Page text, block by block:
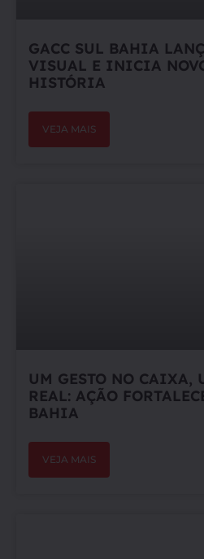
GACC SUL BAHIA
VISUAL E INICIA
HISTÓRIA
VEJA MAIS
UM GESTO NO CAIXA,
REAL: AÇÃO
BAHIA
VEJA MAIS